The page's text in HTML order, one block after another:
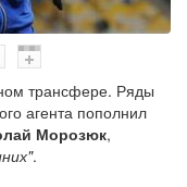
трансфере. Ряды
агента пополнил
Морозюк,
.